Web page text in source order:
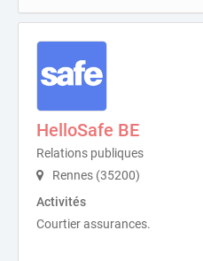
HelloSafe BE
Relations publiques
Rennes (35200)
Activités
Courtier assurances.